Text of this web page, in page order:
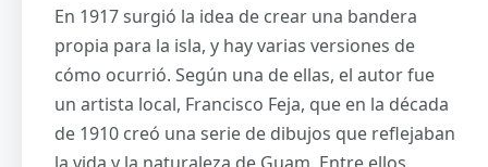
En 1917 surgió la idea de crear una bandera
propia para la isla, y hay varias versiones de
cómo ocurrió. Según una de ellas, el autor fue
un artista local, Francisco Feja, que en la década
de 1910 creó una serie de dibujos que reflejaban